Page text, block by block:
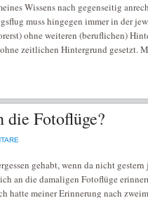
Wissens nach gegenseitig
muss hingegen immer in der
ohne weiteren (beruflichen)
zeitlichen Hintergrund gesetzt.
die Fotoflüge?
gehabt, wenn da nicht
an die damaligen Fotoflüge
hatte meiner Erinnerung nach